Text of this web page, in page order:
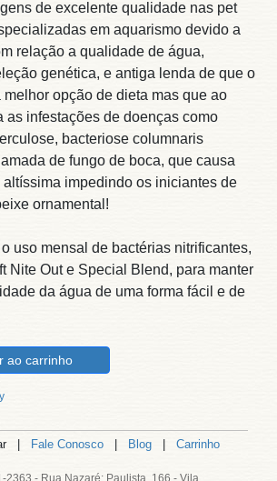
de excelente qualidade nas pet
em aquarismo devido a
relação a qualidade de água,
genética, e antiga lenda de que o
opção de dieta mas que ao
as infestações de doenças como
bacteriose columnaris
de fungo de boca, que causa
altíssima impedindo os iniciantes de
ornamental!
uso mensal de bactérias nitrificantes,
Nite Out e Special Blend, para manter
da água de uma forma fácil e de
ao carrinho
| Fale Conosco | Blog | Carrinho
2363 - Rua Nazaré; Paulista, 166 - Vila